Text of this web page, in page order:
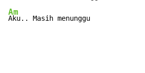
Am
Aku.. Masih menunggu